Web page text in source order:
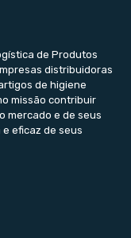
de Produtos
distribuidoras
de higiene
missão contribuir
mercado e de seus
eficaz de seus